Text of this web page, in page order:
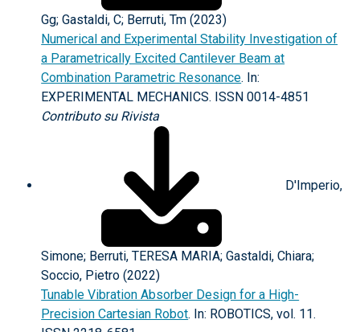
Gg; Gastaldi, C; Berruti, Tm (2023)
Numerical and Experimental Stability Investigation of
a Parametrically Excited Cantilever Beam at
Combination Parametric Resonance. In:
EXPERIMENTAL MECHANICS. ISSN 0014-4851
Contributo su Rivista
D'Imperio,
Simone; Berruti, TERESA MARIA; Gastaldi, Chiara;
Soccio, Pietro (2022)
Tunable Vibration Absorber Design for a High-
Precision Cartesian Robot. In: ROBOTICS, vol. 11.